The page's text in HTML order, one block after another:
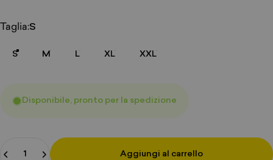
Dimensioni
Taglia:S
S M L XL XXL
Disponibile, pronto per la spedizione
Aggiungi al carrello